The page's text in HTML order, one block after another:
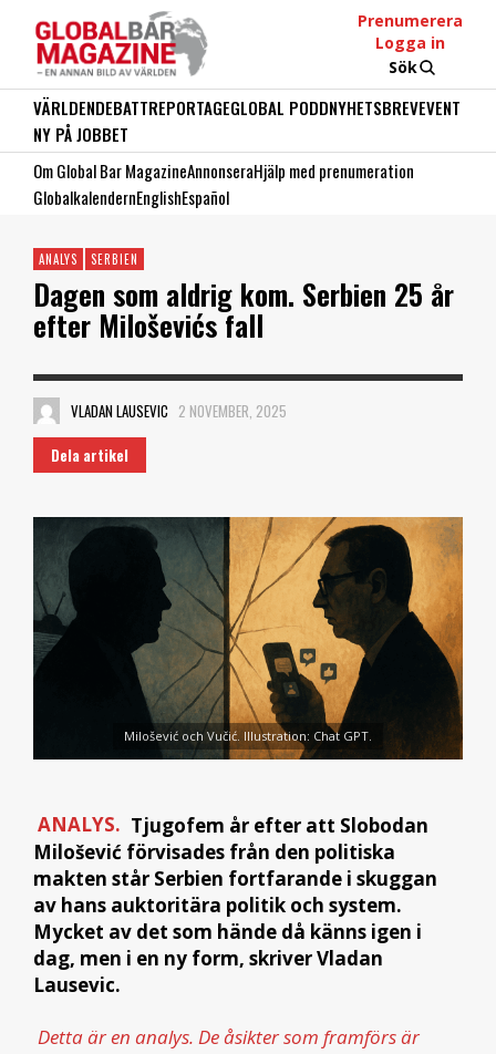
Prenumerera
Logga in
Sök
VÄRLDENDEBATTREPORTAGEGLOBAL PODDNYHETSBREVEVENT
NY PÅ JOBBET
Om Global Bar MagazineAnnonseraHjälp med prenumeration
GlobalkalendernEnglishEspañol
ANALYS SERBIEN
Dagen som aldrig kom. Serbien 25 år
efter Miloševićs fall
VLADAN LAUSEVIC 2 NOVEMBER, 2025
Dela artikel
Milošević och Vučić. Illustration: Chat GPT.
ANALYS. Tjugofem år efter att Slobodan
Milošević förvisades från den politiska
makten står Serbien fortfarande i skuggan
av hans auktoritära politik och system.
Mycket av det som hände då känns igen i
dag, men i en ny form, skriver Vladan
Lausevic.
Detta är en analys. De åsikter som framförs är